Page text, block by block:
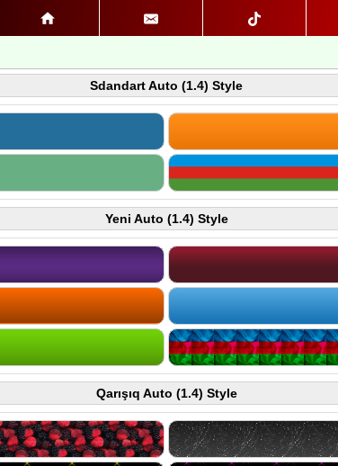
Sdandart Auto (1.4) Style
Yeni Auto (1.4) Style
Qarışıq Auto (1.4) Style